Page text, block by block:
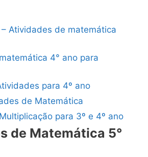
– Atividades de matemática
4° ano para
para 4º ano
de Matemática
para 3º e 4º ano
de Matemática 5°